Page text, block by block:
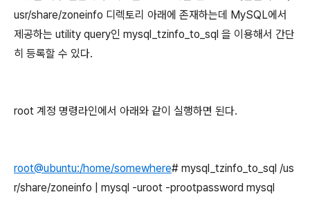
usr/share/zoneinfo 디렉토리 아래에 존재하는데 MySQL에서
제공하는 utility query인 mysql_tzinfo_to_sql 을 이용해서 간단
히 등록할 수 있다.
root 계정 명령라인에서 아래와 같이 실행하면 된다.
root@ubuntu:/home/somewhere# mysql_tzinfo_to_sql /us
r/share/zoneinfo | mysql -uroot -prootpassword mysql